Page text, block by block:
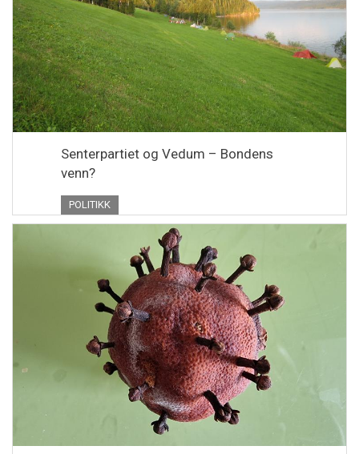
Senterpartiet og Vedum – Bondens
venn?
POLITIKK